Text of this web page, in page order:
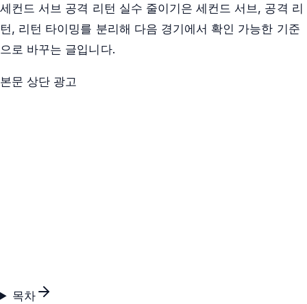
세컨드 서브 공격 리턴 실수 줄이기은 세컨드 서브, 공격 리
턴, 리턴 타이밍를 분리해 다음 경기에서 확인 가능한 기준
으로 바꾸는 글입니다.
본문 상단 광고
목차